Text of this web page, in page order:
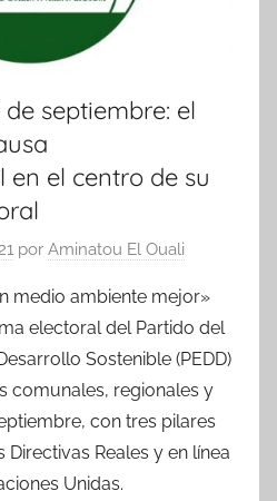
septiembre: el
el centro de su
por Aminatou El Ouali
medio ambiente mejor»
electoral del Partido del
Sostenible (PEDD)
comunales, regionales y
con tres pilares
Directivas Reales y en línea
Unidas.